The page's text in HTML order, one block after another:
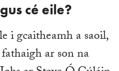
cé eile?
i gcaitheamh a saoil,
ar son na